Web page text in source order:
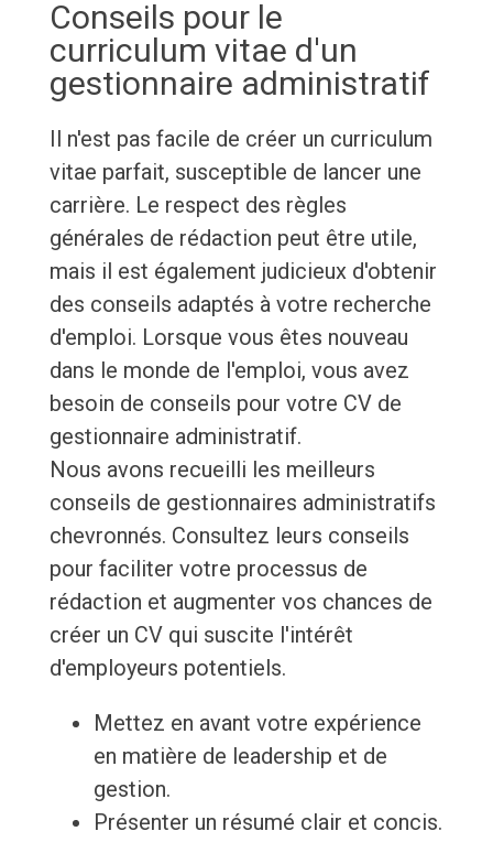
Conseils pour le
curriculum vitae d'un
gestionnaire administratif
Il n'est pas facile de créer un curriculum
vitae parfait, susceptible de lancer une
carrière. Le respect des règles
générales de rédaction peut être utile,
mais il est également judicieux d'obtenir
des conseils adaptés à votre recherche
d'emploi. Lorsque vous êtes nouveau
dans le monde de l'emploi, vous avez
besoin de conseils pour votre CV de
gestionnaire administratif.
Nous avons recueilli les meilleurs
conseils de gestionnaires administratifs
chevronnés. Consultez leurs conseils
pour faciliter votre processus de
rédaction et augmenter vos chances de
créer un CV qui suscite l'intérêt
d'employeurs potentiels.
Mettez en avant votre expérience
en matière de leadership et de
gestion.
Présenter un résumé clair et concis.